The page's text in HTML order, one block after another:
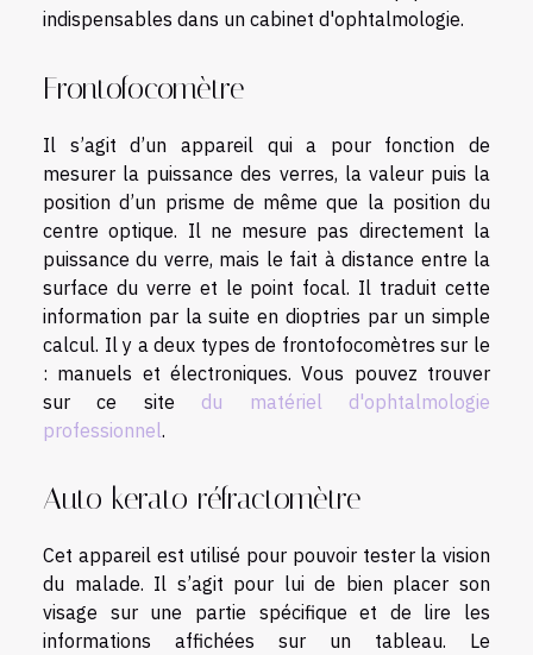
indispensables dans un cabinet d'ophtalmologie.
Frontofocomètre
Il s’agit d’un appareil qui a pour fonction de
mesurer la puissance des verres, la valeur puis la
position d’un prisme de même que la position du
centre optique. Il ne mesure pas directement la
puissance du verre, mais le fait à distance entre la
surface du verre et le point focal. Il traduit cette
information par la suite en dioptries par un simple
calcul. Il y a deux types de frontofocomètres sur le
: manuels et électroniques. Vous pouvez trouver
sur ce site du matériel d'ophtalmologie
professionnel.
Auto kerato réfractomètre
Cet appareil est utilisé pour pouvoir tester la vision
du malade. Il s’agit pour lui de bien placer son
visage sur une partie spécifique et de lire les
informations affichées sur un tableau. Le